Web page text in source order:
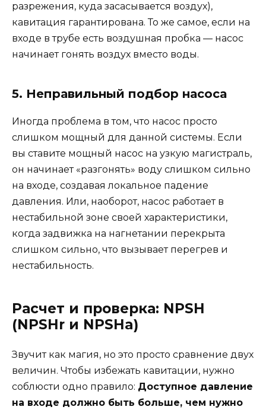
разрежения, куда засасывается воздух),
кавитация гарантирована. То же самое, если на
входе в трубе есть воздушная пробка — насос
начинает гонять воздух вместо воды.
5. Неправильный подбор насоса
Иногда проблема в том, что насос просто
слишком мощный для данной системы. Если
вы ставите мощный насос на узкую магистраль,
он начинает «разгонять» воду слишком сильно
на входе, создавая локальное падение
давления. Или, наоборот, насос работает в
нестабильной зоне своей характеристики,
когда задвижка на нагнетании перекрыта
слишком сильно, что вызывает перегрев и
нестабильность.
Расчет и проверка: NPSH
(NPSHr и NPSHa)
Звучит как магия, но это просто сравнение двух
величин. Чтобы избежать кавитации, нужно
соблюсти одно правило: Доступное давление
на входе должно быть больше, чем нужно